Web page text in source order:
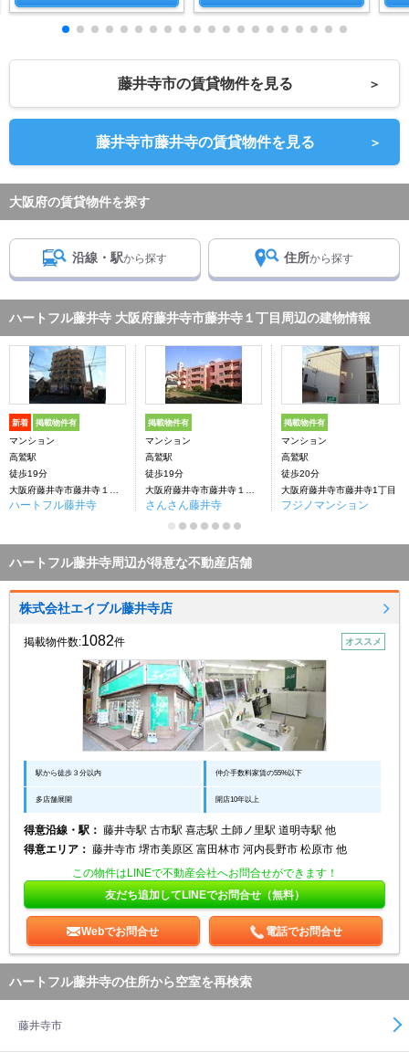
藤井寺市の賃貸物件を見る ＞
藤井寺市藤井寺の賃貸物件を見る ＞
大阪府の賃貸物件を探す
沿線・駅から探す 住所から探す
ハートフル藤井寺 大阪府藤井寺市藤井寺１丁目周辺の建物情報
新着 掲載物件有
マンション
高鷲駅
徒歩19分
ハートフル藤井寺
掲載物件有
マンション
高鷲駅
徒歩19分
さんさん藤井寺
掲載物件有
マンション
高鷲駅
徒歩20分
大阪府藤井寺市藤井寺1丁目
フジノマンション
ハートフル藤井寺周辺が得意な不動産店舗
株式会社エイブル藤井寺店
掲載物件数:1082件 オススメ
駅から徒歩３分以内 仲介手数料家賃の55%以下
多店舗展開 開店10年以上
得意沿線・駅： 藤井寺駅 古市駅 喜志駅 土師ノ里駅 道明寺駅 他
得意エリア： 藤井寺市 堺市美原区 富田林市 河内長野市 松原市 他
この物件はLINEで不動産会社へお問合せができます！
友だち追加してLINEでお問合せ（無料）
Webでお問合せ 電話でお問合せ
ハートフル藤井寺の住所から空室を再検索
藤井寺市